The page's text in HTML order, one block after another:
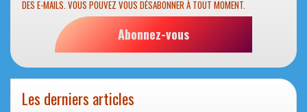
DES E-MAILS. VOUS POUVEZ VOUS DÉSABONNER À TOUT MOMENT.
Abonnez-vous
Les derniers articles